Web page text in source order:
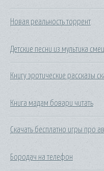
Новая реальность торрент
Детские песни из мультика
Книгу эротические рассказы
Книга мадам бовари читать
Скачать бесплатно игры про
Бородач на телефон